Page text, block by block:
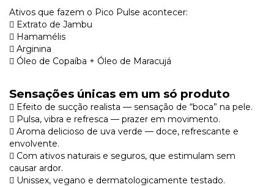
Ativos que fazem o Pico Pulse acontecer:
 Extrato de Jambu
 Hamamélis
 Arginina
 Óleo de Copaíba + Óleo de Maracujá
Sensações únicas em um só produto
 Efeito de sucção realista — sensação de “boca” na pele.
 Pulsa, vibra e refresca — prazer em movimento.
 Aroma delicioso de uva verde — doce, refrescante e
envolvente.
 Com ativos naturais e seguros, que estimulam sem
causar ardor.
 Unissex, vegano e dermatologicamente testado.